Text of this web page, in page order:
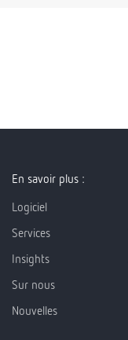
En savoir plus :
Logiciel
Services
Insights
Sur nous
Nouvelles